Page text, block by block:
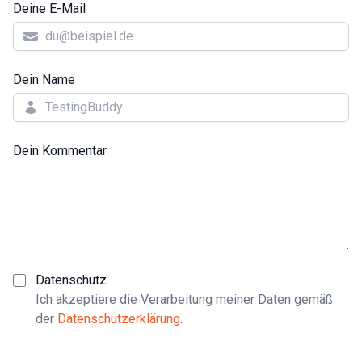
Deine E-Mail
Dein Name
Dein Kommentar
Datenschutz
Ich akzeptiere die Verarbeitung meiner Daten gemäß
der Datenschutzerklärung.